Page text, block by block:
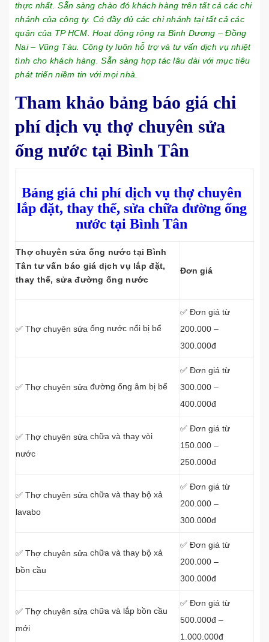
thực nhất. Sẵn sàng chào đó khách hàng trên tất cả các chi
nhánh của công ty. Có đầy đủ các chi nhánh tại tất cả các
quận của TP HCM. Hoạt động rộng ra Bình Dương – Đồng
Nai – Vũng Tàu. Công ty luôn hỗ trợ và tư vấn dịch vụ nhiệt
tình cho khách hàng. Sẵn sàng hợp tác lâu dài với mục tiêu
phát triển niềm tin với mọi nhà.
Tham khảo bảng báo giá chi
phí dịch vụ thợ chuyên sửa
ống nước tại Bình Tân
Bảng giá chi phí dịch vụ thợ chuyên
lắp đặt, thay thế, sửa chữa đường ống
nước tại Bình Tân
Thợ chuyên sửa ống nước tại Bình
Tân tư vấn báo giá dịch vụ lắp đặt,
thay thế, sửa đường ống nước
Đơn giá
✅ Thợ chuyên sửa ống nước nổi bị bể
✅ Đơn giá từ
200.000 –
300.000đ
✅ Thợ chuyên sửa đường ống âm bị bể
✅ Đơn giá từ
300.000 –
400.000đ
✅ Thợ chuyên sửa chữa và thay vòi
nước
✅ Đơn giá từ
150.000 –
250.000đ
✅ Thợ chuyên sửa chữa và thay bộ xả
lavabo
✅ Đơn giá từ
200.000 –
300.000đ
✅ Thợ chuyên sửa chữa và thay bộ xả
bồn cầu
✅ Đơn giá từ
200.000 –
300.000đ
✅ Thợ chuyên sửa chữa và lắp bồn cầu
mới
✅ Đơn giá từ
500.000đ –
1.000.000đ